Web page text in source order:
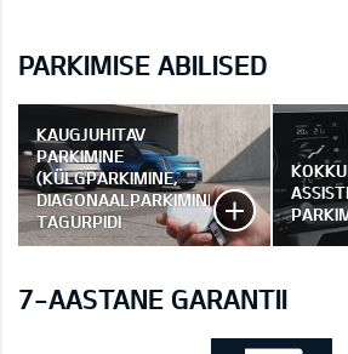
PARKIMISE ABILISED
KAUGJUHITAV
PARKIMINE
(KÜLGPARKIMINE,
DIAGONAALPARKIMINE,
TAGURPIDI
PARKIMISEL EDASI-
RSPA2
7-AASTANE GARANTII